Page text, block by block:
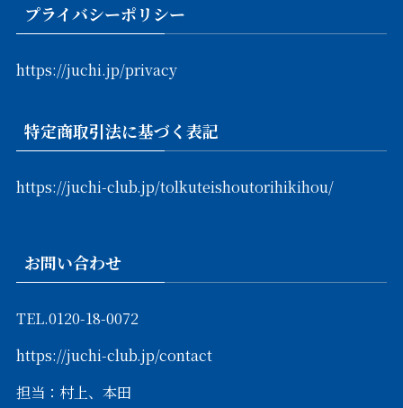
プライバシーポリシー
https://juchi.jp/privacy
特定商取引法に基づく表記
https://juchi-club.jp/tolkuteishoutorihikihou/
お問い合わせ
TEL.0120-18-0072
https://juchi-club.jp/contact
担当：村上、本田